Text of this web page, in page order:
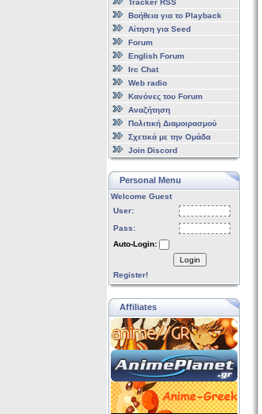
Tracker RSS
Βοήθεια για το Playback
Αίτηση για Seed
Forum
English Forum
Irc Chat
Web radio
Κανόνες του Forum
Αναζήτηση
Πολιτική Διαμοιρασμού
Σχετικά με την Ομάδα
Join Discord
Personal Menu
Welcome Guest
User:
Pass:
Auto-Login:
Login
Register!
Affiliates